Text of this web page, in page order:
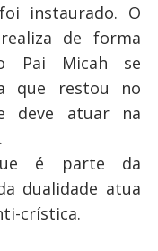
instaurado. O
de forma
Pai Micah se
que restou no
deve atuar na
é parte da
dualidade atua
crística.